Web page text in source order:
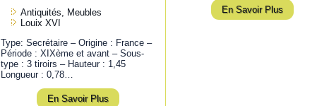
Antiquités, Meubles
Louix XVI
Type: Secrétaire – Origine : France –
Période : XIXème et avant – Sous-
type : 3 tiroirs – Hauteur : 1,45
Longueur : 0,78…
En Savoir Plus
En Savoir Plus